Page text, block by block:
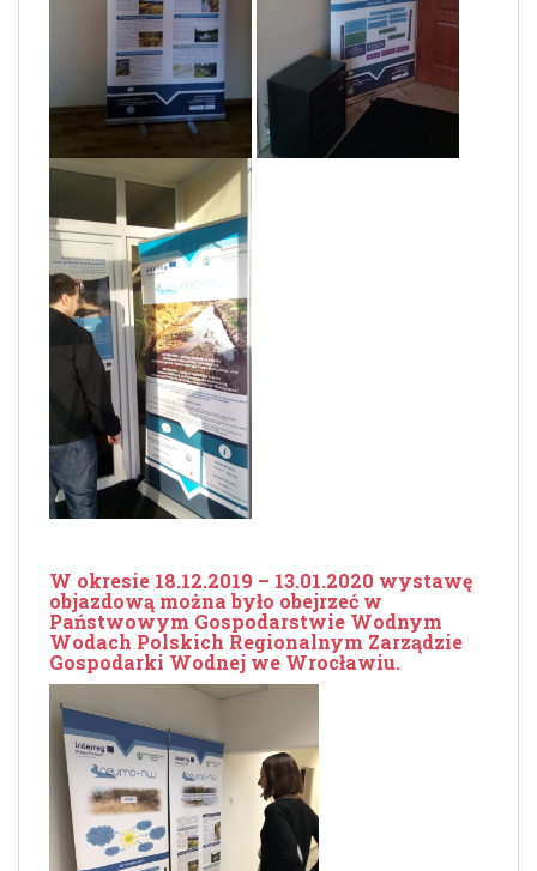
W okresie 18.12.2019 – 13.01.2020 wystawę
objazdową można było obejrzeć w
Państwowym Gospodarstwie Wodnym
Wodach Polskich Regionalnym Zarządzie
Gospodarki Wodnej we Wrocławiu.